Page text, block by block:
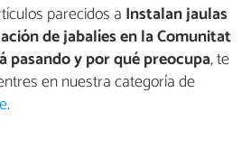
parecidos a Instalan jaulas
de jabalíes en la Comunitat
pasando y por qué preocupa, te
en nuestra categoría de
.